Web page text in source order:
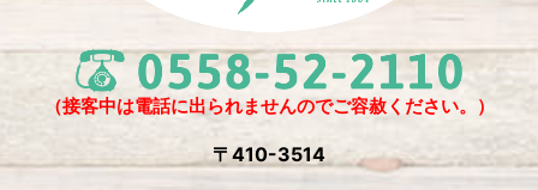
2024年11月
2024年10月(1)
2024年9月(5)
2024年8月 (1)
（接客中は電話に出られませんのでご容赦ください。）
〒410-3514